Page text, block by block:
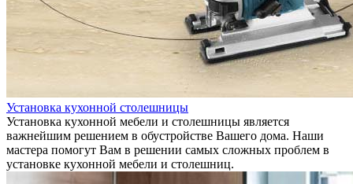
Установка кухонной столешницы
Установка кухонной мебели и столешницы является
важнейшим решением в обустройстве Вашего дома. Наши
мастера помогут Вам в решении самых сложных проблем в
установке кухонной мебели и столешниц.